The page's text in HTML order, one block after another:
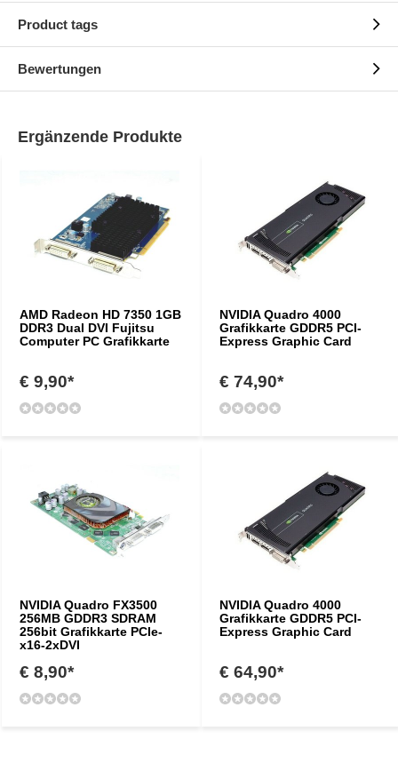
Product tags
Bewertungen
Ergänzende Produkte
AMD Radeon HD 7350 1GB
DDR3 Dual DVI Fujitsu
Computer PC Grafikkarte
€ 9,90*
NVIDIA Quadro 4000
Grafikkarte GDDR5 PCI-
Express Graphic Card
€ 74,90*
NVIDIA Quadro FX3500
256MB GDDR3 SDRAM
256bit Grafikkarte PCIe-
x16-2xDVI
€ 8,90*
NVIDIA Quadro 4000
Grafikkarte GDDR5 PCI-
Express Graphic Card
€ 64,90*